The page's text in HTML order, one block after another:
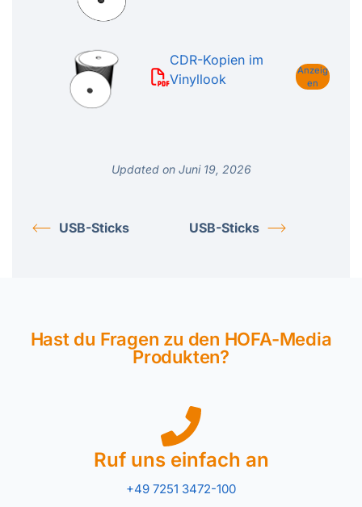
CDR-Kopien im
Vinyllook
Anzeig
en
Updated on Juni 19, 2026
USB-Sticks USB-Sticks
Hast du Fragen zu den HOFA-Media
Produkten?
Ruf uns einfach an
+49 7251 3472-100